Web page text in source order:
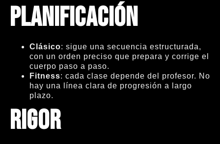
Planificación
Clásico: sigue una secuencia estructurada,
con un orden preciso que prepara y corrige el
cuerpo paso a paso.
Fitness: cada clase depende del profesor. No
hay una línea clara de progresión a largo
plazo.
Rigor